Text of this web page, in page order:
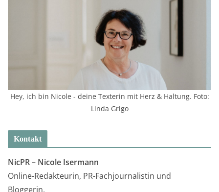
Hey, ich bin Nicole - deine Texterin mit Herz & Haltung. Foto:
Linda Grigo
Kontakt
NicPR – Nicole Isermann
Online-Redakteurin, PR-Fachjournalistin und
Bloggerin.